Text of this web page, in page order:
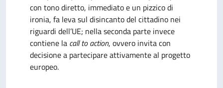
con tono diretto, immediato e un pizzico di
ironia, fa leva sul disincanto del cittadino nei
riguardi dell’UE; nella seconda parte invece
contiene la call to action, ovvero invita con
decisione a partecipare attivamente al progetto
europeo.